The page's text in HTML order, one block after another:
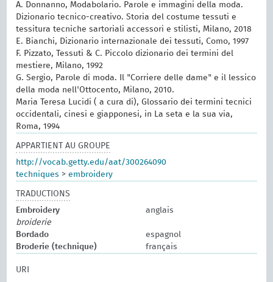
A. Donnanno, Modabolario. Parole e immagini della moda.
Dizionario tecnico-creativo. Storia del costume tessuti e
tessitura tecniche sartoriali accessori e stilisti, Milano, 2018
E. Bianchi, Dizionario internazionale dei tessuti, Como, 1997
F. Pizzato, Tessuti & C. Piccolo dizionario dei termini del
mestiere, Milano, 1992
G. Sergio, Parole di moda. Il "Corriere delle dame" e il lessico
della moda nell'Ottocento, Milano, 2010.
Maria Teresa Lucidi ( a cura di), Glossario dei termini tecnici
occidentali, cinesi e giapponesi, in La seta e la sua via,
Roma, 1994
APPARTIENT AU GROUPE
http://vocab.getty.edu/aat/300264090
techniques >embroidery
TRADUCTIONS
Embroidery
anglais
broiderie
Bordado
espagnol
Broderie (technique)
français
URI